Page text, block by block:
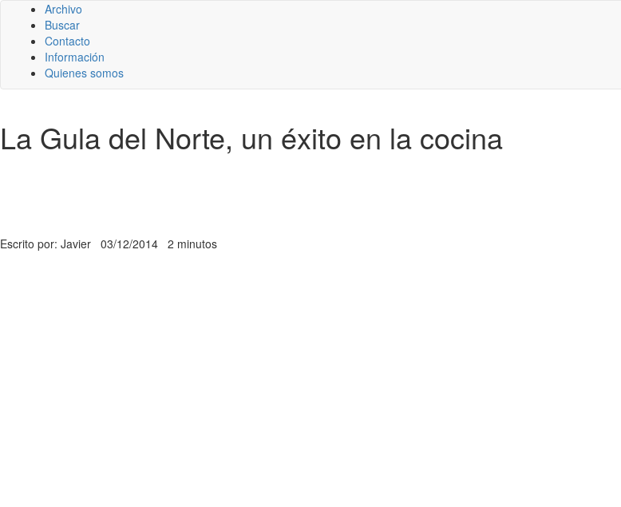
Archivo
Buscar
Contacto
Información
Quienes somos
La Gula del Norte, un éxito en la cocina
Escrito por: Javier 03/12/2014 2 minutos